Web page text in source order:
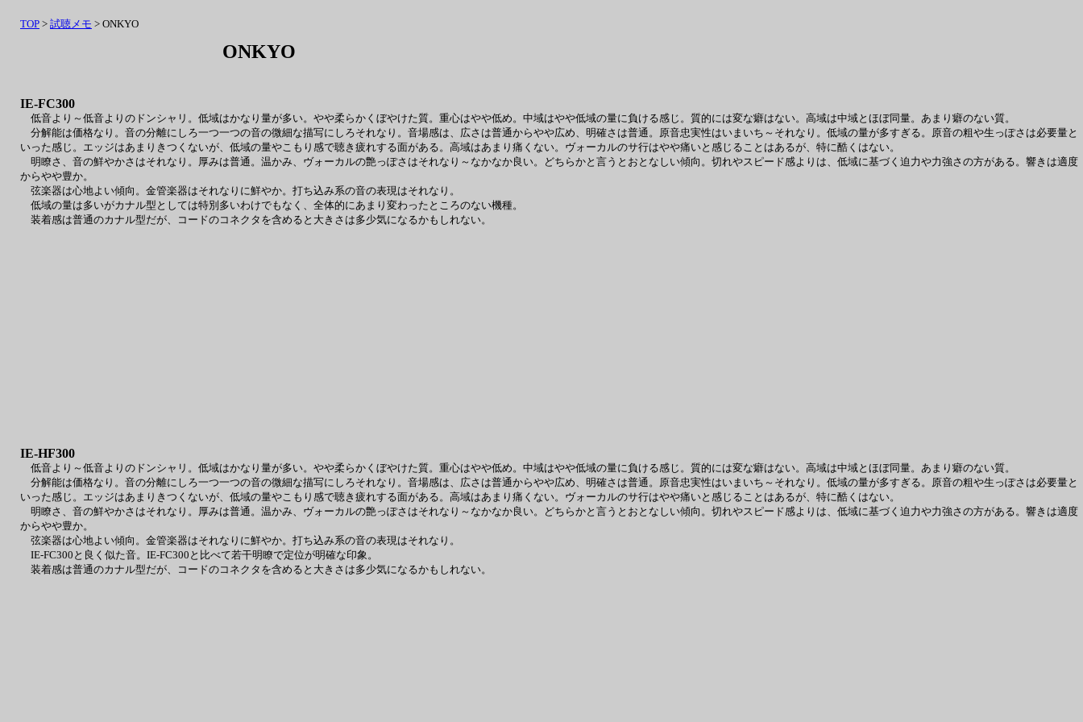
IE-FC300
低音より～低音よりのドンシャリ。低域はかなり量が多い。やや柔らかくぼやけた質。重心はやや低め。中域はやや低域の量に負ける感じ。質的には変な癖はない。高域は中域とほぼ同量。あまり癖のない質。
分解能は価格なり。音の分離にしろ一つ一つの音の微細な描写にしろそれなり。音場感は、広さは普通からやや広め、明確さは普通。原音忠実性はいまいち～それなり。低域の量が多すぎる。原音の粗や生っぽさは必要量と
いった感じ。エッジはあまりきつくないが、低域の量やこもり感で聴き疲れする面がある。高域はあまり痛くない。ヴォーカルのサ行はやや痛いと感じることはあるが、特に酷くはない。
明瞭さ、音の鮮やかさはそれなり。厚みは普通。温かみ、ヴォーカルの艶っぽさはそれなり～なかなか良い。どちらかと言うとおとなしい傾向。切れやスピード感よりは、低域に基づく迫力や力強さの方がある。響きは適度
からやや豊か。
弦楽器は心地よい傾向。金管楽器はそれなりに鮮やか。打ち込み系の音の表現はそれなり。
低域の量は多いがカナル型としては特別多いわけでもなく、全体的にあまり変わったところのない機種。
装着感は普通のカナル型だが、コードのコネクタを含めると大きさは多少気になるかもしれない。
IE-HF300
低音より～低音よりのドンシャリ。低域はかなり量が多い。やや柔らかくぼやけた質。重心はやや低め。中域はやや低域の量に負ける感じ。質的には変な癖はない。高域は中域とほぼ同量。あまり癖のない質。
分解能は価格なり。音の分離にしろ一つ一つの音の微細な描写にしろそれなり。音場感は、広さは普通からやや広め、明確さは普通。原音忠実性はいまいち～それなり。低域の量が多すぎる。原音の粗や生っぽさは必要量と
いった感じ。エッジはあまりきつくないが、低域の量やこもり感で聴き疲れする面がある。高域はあまり痛くない。ヴォーカルのサ行はやや痛いと感じることはあるが、特に酷くはない。
明瞭さ、音の鮮やかさはそれなり。厚みは普通。温かみ、ヴォーカルの艶っぽさはそれなり～なかなか良い。どちらかと言うとおとなしい傾向。切れやスピード感よりは、低域に基づく迫力や力強さの方がある。響きは適度
からやや豊か。
弦楽器は心地よい傾向。金管楽器はそれなりに鮮やか。打ち込み系の音の表現はそれなり。
IE-FC300と良く似た音。IE-FC300と比べて若干明瞭で定位が明確な印象。
装着感は普通のカナル型だが、コードのコネクタを含めると大きさは多少気になるかもしれない。
ONKYO
TOP > 試聴メモ > ONKYO